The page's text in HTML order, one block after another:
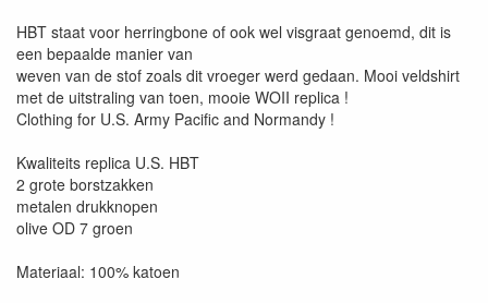
HBT staat voor herringbone of ook wel visgraat genoemd, dit is
een bepaalde manier van
weven van de stof zoals dit vroeger werd gedaan. Mooi veldshirt
met de uitstraling van toen, mooie WOII replica !
Clothing for U.S. Army Pacific and Normandy !
Kwaliteits replica U.S. HBT
2 grote borstzakken
metalen drukknopen
olive OD 7 groen
Materiaal: 100% katoen